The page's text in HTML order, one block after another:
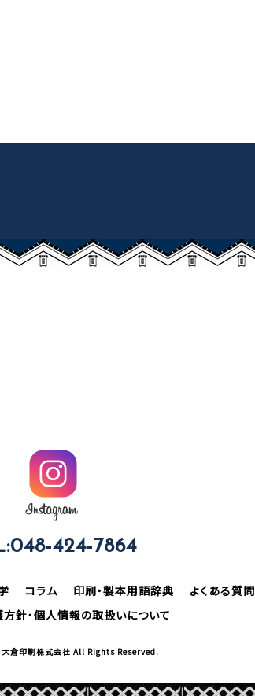
424-7864
コラム 印刷・製本用語辞典 よくある質問
針・個人情報の取扱いについて
倉印刷株式会社 All Rights Reserved.